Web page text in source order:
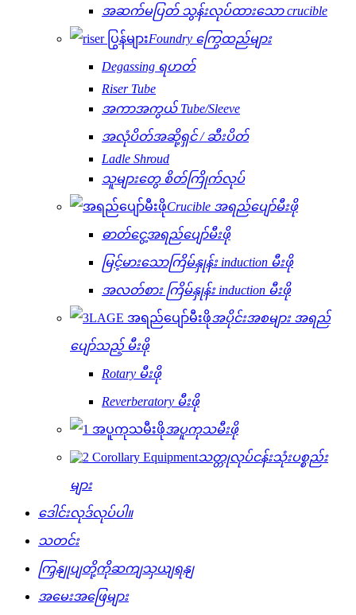
အဆက်မပြတ် သွန်းလုပ်ထားသော crucible
Foundry ကြွေထည်များ
Degassing ရဟတ်
Riser Tube
အကာအကွယ် Tube/Sleeve
အလုံပိတ်အဆို့ရှင် / ဆီးပိတ်
Ladle Shroud
သူများတွေ စိတ်ကြိုက်လုပ်
Crucible အရည်ပျော်မီးဖို
ဓာတ်ငွေ့အရည်ပျော်မီးဖို
မြင့်မားသောကြိမ်နှုန်း induction မီးဖို
အလတ်စား ကြိမ်နှုန်း induction မီးဖို
အပိုင်းအစများ အရည်
ပျော်သည့် မီးဖို
Rotary မီးဖို
Reverberatory မီးဖို
အပူကုသမီးဖို
သတ္တုလုပ်ငန်းသုံးပစ္စည်း
များ
ဒေါင်းလုဒ်လုပ်ပါ။
သတင်း
ကြှနျုပျတို့ကိုဆကျသှယျရနျ
အမေးအဖြေများ